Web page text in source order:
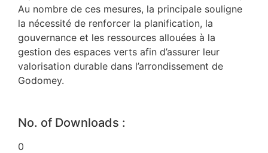
Au nombre de ces mesures, la principale souligne
la nécessité de renforcer la planification, la
gouvernance et les ressources allouées à la
gestion des espaces verts afin d’assurer leur
valorisation durable dans l’arrondissement de
Godomey.
No. of Downloads :
0